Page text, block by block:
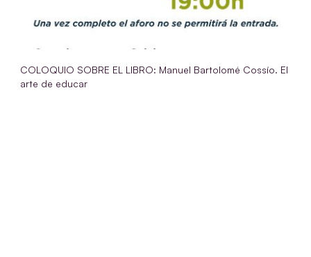
COLOQUIO SOBRE EL LIBRO: Manuel Bartolomé Cossío. El
arte de educar